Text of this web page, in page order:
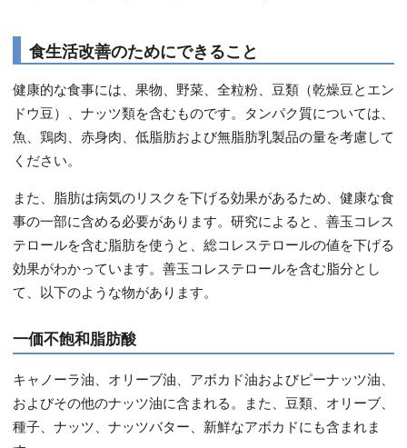
食生活改善のためにできること
健康的な食事には、果物、野菜、全粒粉、豆類（乾燥豆とエン
ドウ豆）、ナッツ類を含むものです。タンパク質については、
魚、鶏肉、赤身肉、低脂肪および無脂肪乳製品の量を考慮して
ください。
また、脂肪は病気のリスクを下げる効果があるため、健康な食
事の一部に含める必要があります。研究によると、善玉コレス
テロールを含む脂肪を使うと、総コレステロールの値を下げる
効果がわかっています。善玉コレステロールを含む脂分とし
て、以下のような物があります。
一価不飽和脂肪酸
キャノーラ油、オリーブ油、アボカド油およびピーナッツ油、
およびその他のナッツ油に含まれる。また、豆類、オリーブ、
種子、ナッツ、ナッツバター、新鮮なアボカドにも含まれま